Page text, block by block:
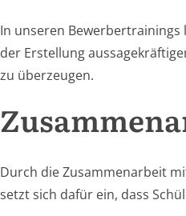
In unseren
der Erstellung
zu überzeugen.
Durch die Zusammenarbeit
setzt sich dafür ein, dass